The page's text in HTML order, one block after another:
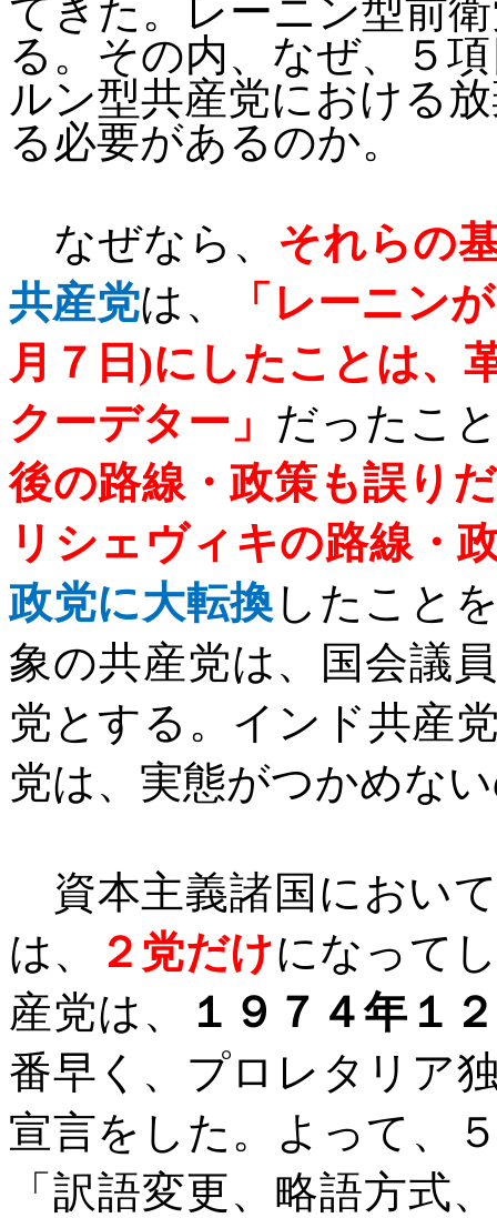
てきた。レーニン型前
る。その内、なぜ、５
ルン型共産党における
る必要があるのか。
なぜなら、 それらの
共産党は、
「レーニン
月７日 )にしたことは、
クーデター」 だったこ
後の路線・政策も誤り
リシェヴィキの路線・
政党に大転換 したこと
象の共産党は、国会議
党とする。インド共産
党は、実態がつかめな
資本主義諸国におい
は、
２党だけになって
産党は、
１９７４年１
番早く、プロレタリア
宣言をした。よって、
「訳語変更、略語方式